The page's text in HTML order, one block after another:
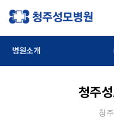
병원소개
청주
청